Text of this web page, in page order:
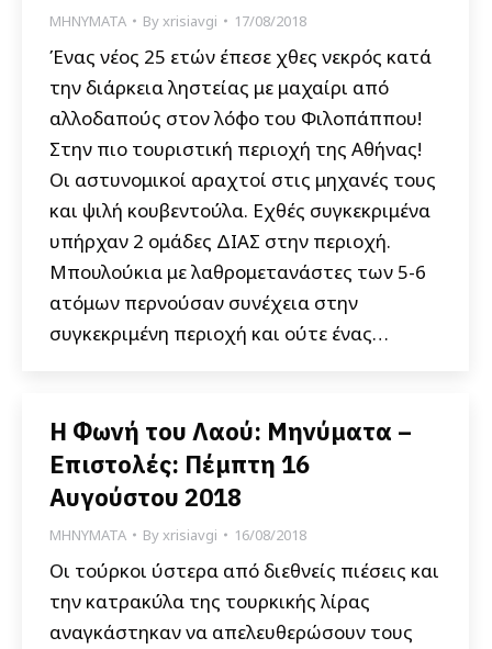
ΜΗΝΥΜΑΤΑ Byxrisiavgi 17/08/2018
Ένας νέος 25 ετών έπεσε χθες νεκρός κατά
την διάρκεια ληστείας με μαχαίρι από
αλλοδαπούς στον λόφο του Φιλοπάππου!
Στην πιο τουριστική περιοχή της Αθήνας!
Οι αστυνομικοί αραχτοί στις μηχανές τους
και ψιλή κουβεντούλα. Εχθές συγκεκριμένα
υπήρχαν 2 ομάδες ΔΙΑΣ στην περιοχή.
Μπουλούκια με λαθρομετανάστες των 5-6
ατόμων περνούσαν συνέχεια στην
συγκεκριμένη περιοχή και ούτε ένας…
Η Φωνή του Λαού: Μηνύματα –
Επιστολές: Πέμπτη 16
Αυγούστου 2018
ΜΗΝΥΜΑΤΑ Byxrisiavgi 16/08/2018
Οι τούρκοι ύστερα από διεθνείς πιέσεις και
την κατρακύλα της τουρκικής λίρας
αναγκάστηκαν να απελευθερώσουν τους